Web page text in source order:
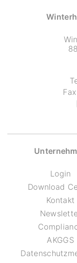
Fax
Login
Download
Kontakt
AKGGS